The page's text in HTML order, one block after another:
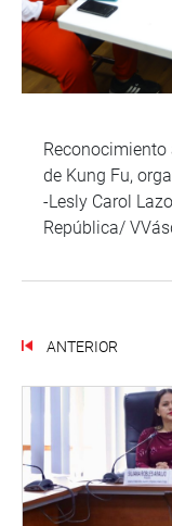
de Kung Fu,
-Lesly Carol
República/
ANTERIOR